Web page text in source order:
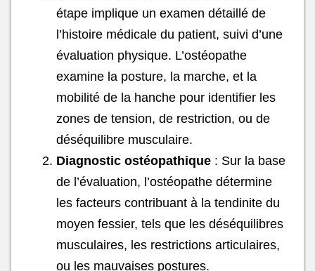
étape implique un examen détaillé de
l’histoire médicale du patient, suivi d’une
évaluation physique. L’ostéopathe
examine la posture, la marche, et la
mobilité de la hanche pour identifier les
zones de tension, de restriction, ou de
déséquilibre musculaire.
Diagnostic ostéopathique : Sur la base
de l’évaluation, l’ostéopathe détermine
les facteurs contribuant à la tendinite du
moyen fessier, tels que les déséquilibres
musculaires, les restrictions articulaires,
ou les mauvaises postures.